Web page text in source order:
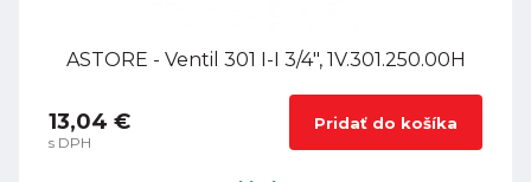
ASTORE - Ventil 301 I-I 3/4", 1V.301.250.00H
13,04 €
s DPH
Pridať do košíka